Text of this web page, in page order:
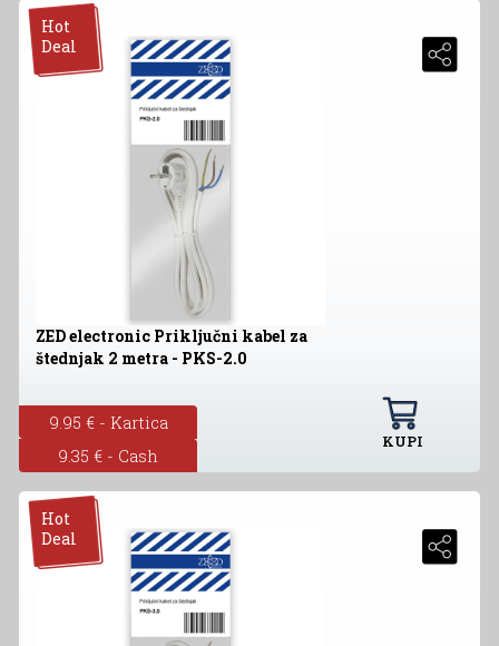
Hot
Deal
ZED electronic Priključni kabel za
štednjak 2 metra - PKS-2.0
9.95 € - Kartica
9.35 € - Cash
KUPI
Hot
Deal